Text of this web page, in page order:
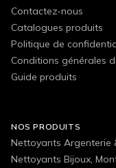
Contactez-nous
Catalogues produits
Politique de
Conditions générales
Guide produits
NOS PRODUITS
Nettoyants Argenterie
Nettoyants Bijoux,